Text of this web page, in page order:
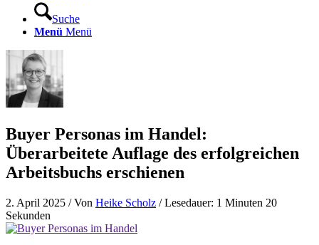
Suche
Menü Menü
Buyer Personas im Handel:
Überarbeitete Auflage des erfolgreichen
Arbeitsbuchs erschienen
2. April 2025 / Von Heike Scholz / Lesedauer: 1 Minuten 20
Sekunden